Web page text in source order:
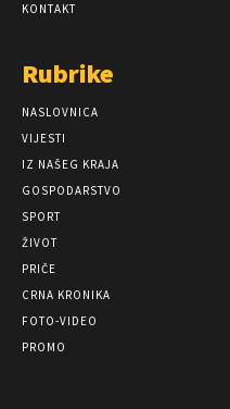
KONTAKT
Rubrike
NASLOVNICA
VIJESTI
IZ NAŠEG KRAJA
GOSPODARSTVO
SPORT
ŽIVOT
PRIČE
CRNA KRONIKA
FOTO-VIDEO
PROMO